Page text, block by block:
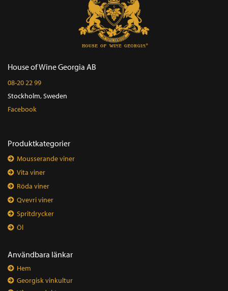
House of Wine Georgia AB
08-20 22 99
Stockholm, Sweden
Facebook
Produktkategorier
Mousserande viner
Vita viner
Röda viner
Qvevri viner
Spritdrycker
Öl
Användbara länkar
Hem
Georgisk vinkultur